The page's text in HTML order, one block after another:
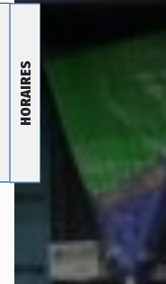
HORAIRES